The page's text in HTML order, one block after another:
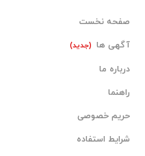
صفحه نخست
آگهی ها (جدید)
درباره ما
راهنما
حریم خصوصی
شرایط استفاده